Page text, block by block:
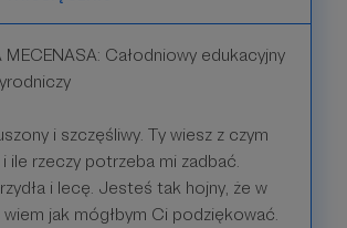
MECENASA: Całodniowy edukacyjny
i szczęśliwy. Ty wiesz z czym
ile rzeczy potrzeba mi zadbać.
i lecę. Jesteś tak hojny, że w
jak mógłbym Ci podziękować.